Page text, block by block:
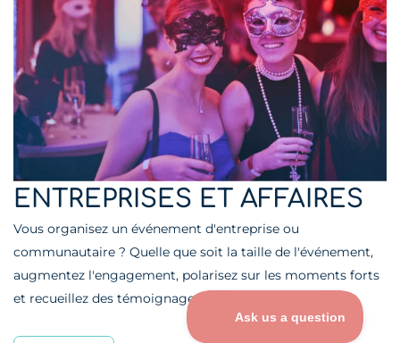
ENTREPRISES ET AFFAIRES
Vous organisez un événement d'entreprise ou
communautaire ? Quelle que soit la taille de l'événement,
augmentez l'engagement, polarisez sur les moments forts
et recueillez des témoignages.